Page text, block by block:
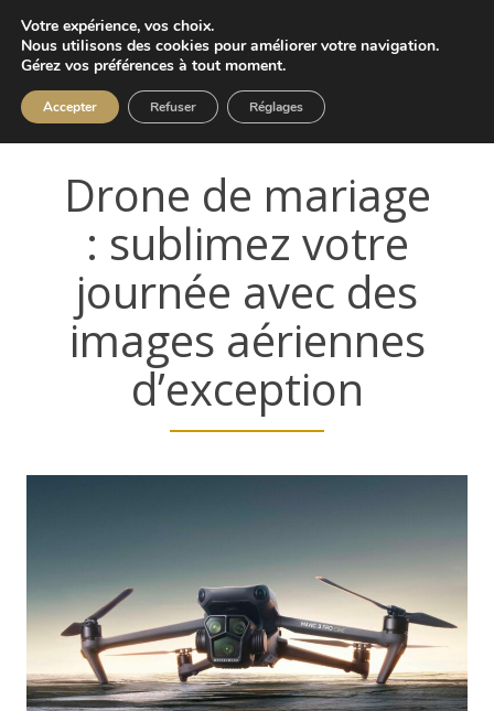
Drone de mariage
: sublimez votre
journée avec des
images aériennes
d’exception
Votre expérience, vos choix.
Nous utilisons des cookies pour améliorer votre navigation.
Gérez vos préférences à tout moment.
Accepter Refuser Réglages